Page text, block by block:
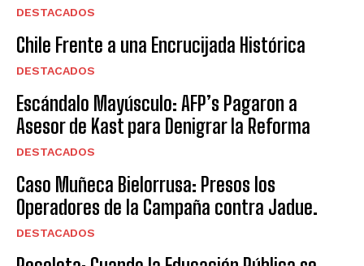
DESTACADOS
Chile Frente a una Encrucijada Histórica
DESTACADOS
Escándalo Mayúsculo: AFP’s Pagaron a
Asesor de Kast para Denigrar la Reforma
DESTACADOS
Caso Muñeca Bielorrusa: Presos los
Operadores de la Campaña contra Jadue.
DESTACADOS